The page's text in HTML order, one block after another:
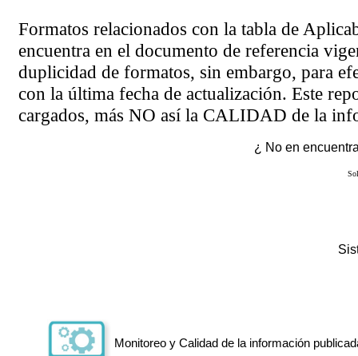
Formatos relacionados con la tabla de
encuentra en el documento de referencia
duplicidad de formatos, sin embargo, para
con la última fecha de actualización. Este
cargados, más NO así la CALIDAD de la
¿ No en
Monitoreo y Calidad de la información